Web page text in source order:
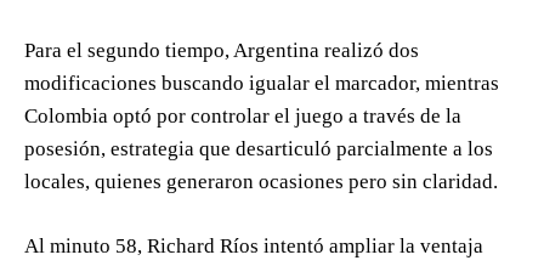
Para el segundo tiempo, Argentina realizó dos
modificaciones buscando igualar el marcador, mientras
Colombia optó por controlar el juego a través de la
posesión, estrategia que desarticuló parcialmente a los
locales, quienes generaron ocasiones pero sin claridad.
Al minuto 58, Richard Ríos intentó ampliar la ventaja